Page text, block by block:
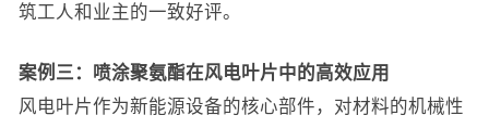
筑工人和业主的一致好评。
案例三：喷涂聚氨酯在风电叶片中的高效应用
风电叶片作为新能源设备的核心部件，对材料的机械性